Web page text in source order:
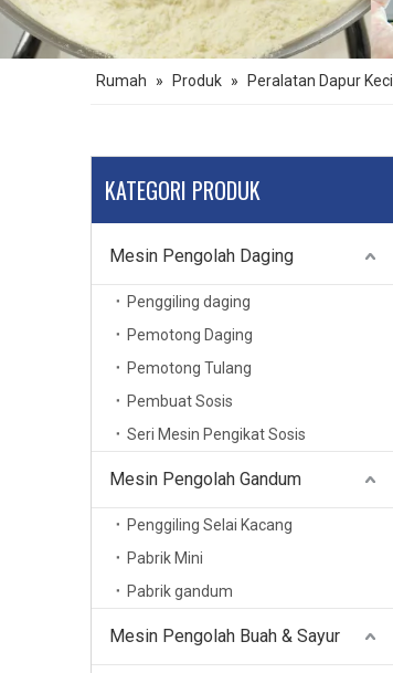
Rumah » Produk » Peralatan Dapur Kecil
KATEGORI PRODUK
Mesin Pengolah Daging
Penggiling daging
Pemotong Daging
Pemotong Tulang
Pembuat Sosis
Seri Mesin Pengikat Sosis
Mesin Pengolah Gandum
Penggiling Selai Kacang
Pabrik Mini
Pabrik gandum
Mesin Pengolah Buah & Sayur